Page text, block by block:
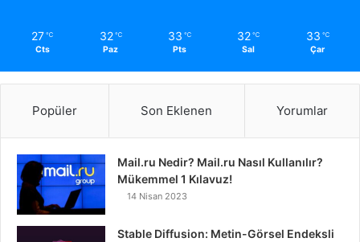
27 ℃
Cts
32 ℃
Paz
33 ℃
Pts
32 ℃
Sal
33 ℃
Çar
Popüler Son Eklenen Yorumlar
Mail.ru Nedir? Mail.ru Nasıl Kullanılır?
Mükemmel 1 Kılavuz!
14 Nisan 2023
Stable Diffusion: Metin-Görsel Endeksli